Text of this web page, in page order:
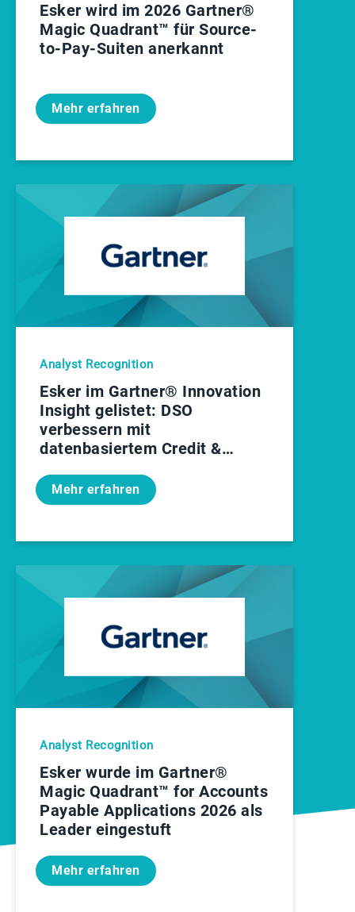
Esker wird im 2026 Gartner®
Magic Quadrant™ für Source-
to-Pay-Suiten anerkannt
Mehr erfahren
Analyst Recognition
Esker im Gartner® Innovation
Insight gelistet: DSO
verbessern mit
datenbasiertem Credit &
Mehr erfahren
Analyst Recognition
Esker wurde im Gartner®
Magic Quadrant™ for Accounts
Payable Applications 2026 als
Leader eingestuft
Mehr erfahren